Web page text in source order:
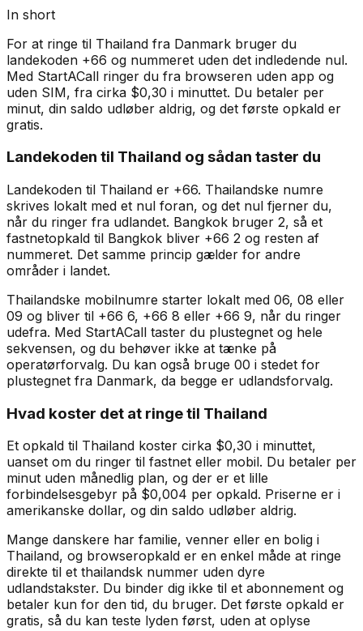
In short
For at ringe til Thailand fra Danmark bruger du
landekoden +66 og nummeret uden det indledende nul.
Med StartACall ringer du fra browseren uden app og
uden SIM, fra cirka $0,30 i minuttet. Du betaler per
minut, din saldo udløber aldrig, og det første opkald er
gratis.
Landekoden til Thailand og sådan taster du
Landekoden til Thailand er +66. Thailandske numre
skrives lokalt med et nul foran, og det nul fjerner du,
når du ringer fra udlandet. Bangkok bruger 2, så et
fastnetopkald til Bangkok bliver +66 2 og resten af
nummeret. Det samme princip gælder for andre
områder i landet.
Thailandske mobilnumre starter lokalt med 06, 08 eller
09 og bliver til +66 6, +66 8 eller +66 9, når du ringer
udefra. Med StartACall taster du plustegnet og hele
sekvensen, og du behøver ikke at tænke på
operatørforvalg. Du kan også bruge 00 i stedet for
plustegnet fra Danmark, da begge er udlandsforvalg.
Hvad koster det at ringe til Thailand
Et opkald til Thailand koster cirka $0,30 i minuttet,
uanset om du ringer til fastnet eller mobil. Du betaler per
minut uden månedlig plan, og der er et lille
forbindelsesgebyr på $0,004 per opkald. Priserne er i
amerikanske dollar, og din saldo udløber aldrig.
Mange danskere har familie, venner eller en bolig i
Thailand, og browseropkald er en enkel måde at ringe
direkte til et thailandsk nummer uden dyre
udlandstakster. Du binder dig ikke til et abonnement og
betaler kun for den tid, du bruger. Det første opkald er
gratis, så du kan teste lyden først, uden at oplyse